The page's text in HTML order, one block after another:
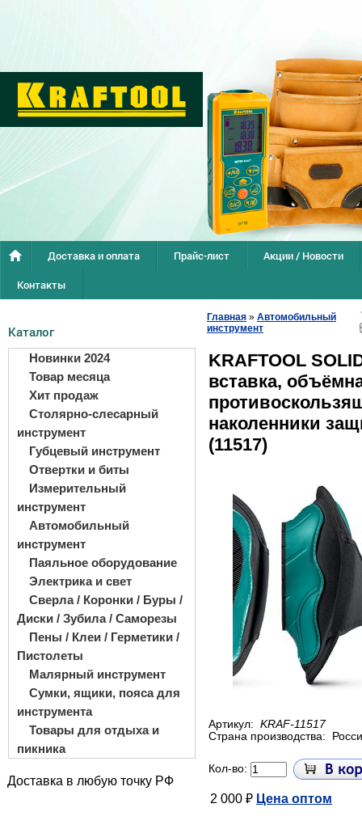
Доставка и оплата Прайс-лист
Акции / Новости
Контакты
Каталог
Новинки 2024
Товар месяца
Хит продаж
Столярно-слесарный
инструмент
Губцевый инструмент
Отвертки и биты
Измерительный
инструмент
Автомобильный
инструмент
Паяльное оборудование
Электрика и свет
Сверла / Коронки / Буры /
Диски / Зубила / Саморезы
Пены / Клеи / Герметики /
Пистолеты
Малярный инструмент
Сумки, ящики, пояса для
инструмента
Товары для отдыха и
пикника
Доставка в любую точку РФ
Главная » Автомобильный
инструмент
KRAFTOOL
вставка,
наколенники
(11517)
Артикул: KRAF-11517
Страна производства:
Кол-во:
2 000 ₽ Цена оптом